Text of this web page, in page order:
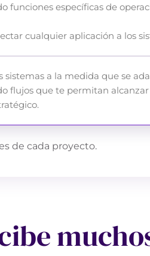
funciones específicas de
cualquier aplicación a los
sistemas a la medida que se
flujos que te permitan
de cada proyecto.